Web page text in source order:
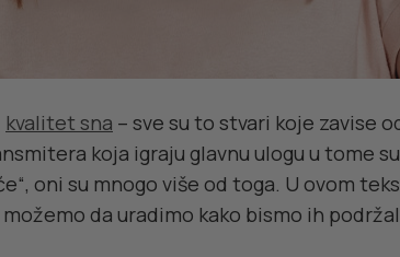
kvalitet sna – sve su to stvari koje zavise
koja igraju glavnu ulogu u tome
oni su mnogo više od toga. U ovom
da uradimo kako bismo ih